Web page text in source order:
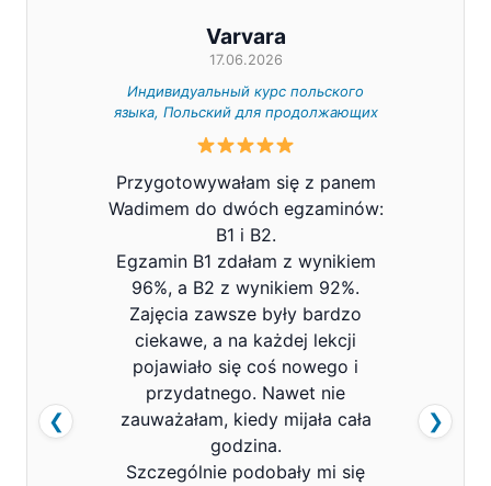
Varvara
17.06.2026
Индивидуальный курс польского
языка, Польский для продолжающих
Przygotowywałam się z panem
Wadimem do dwóch egzaminów:
B1 i B2.
Egzamin B1 zdałam z wynikiem
96%, a B2 z wynikiem 92%.
Zajęcia zawsze były bardzo
ciekawe, a na każdej lekcji
pojawiało się coś nowego i
przydatnego. Nawet nie
zauważałam, kiedy mijała cała
godzina.
Szczególnie podobały mi się
❮ ❯